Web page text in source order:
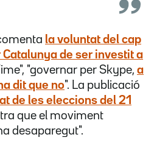
la voluntat del cap
de ser investit a
"governar per Skype, a
dit que no". La publicació
de les eleccions del 21
que el moviment
desaparegut".